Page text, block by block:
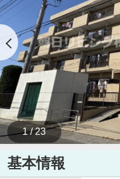
1 / 23
基本情報